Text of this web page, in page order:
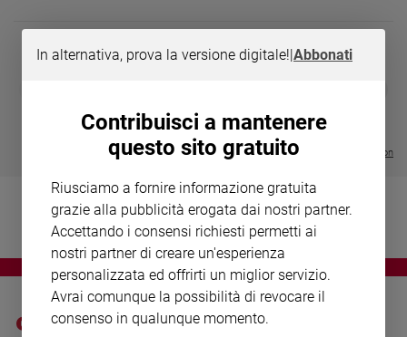
Chiesa
giorno
giorno
- VOL DA 1 AL 5
€ 64,50
Visualizza tutte le collection
In alternativa, prova la versione digitale!|Abbonati
Contribuisci a mantenere
questo sito gratuito
Riusciamo a fornire informazione gratuita
grazie alla pubblicità erogata dai nostri partner.
Accettando i consensi richiesti permetti ai
nostri partner di creare un'esperienza
personalizzata ed offrirti un miglior servizio.
Avrai comunque la possibilità di revocare il
consenso in qualunque momento.